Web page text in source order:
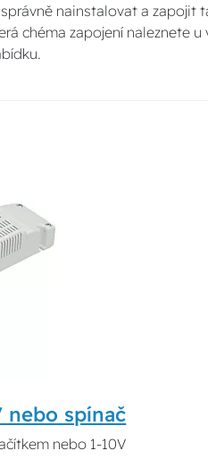
nainstalovat a zapojit
chéma zapojení naleznete
nebo spínač
nebo 1-10V